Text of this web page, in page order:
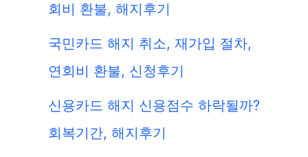
회비 환불, 해지후기
국민카드 해지 취소, 재가입 절차,
연회비 환불, 신청후기
신용카드 해지 신용점수 하락될까?
회복기간, 해지후기